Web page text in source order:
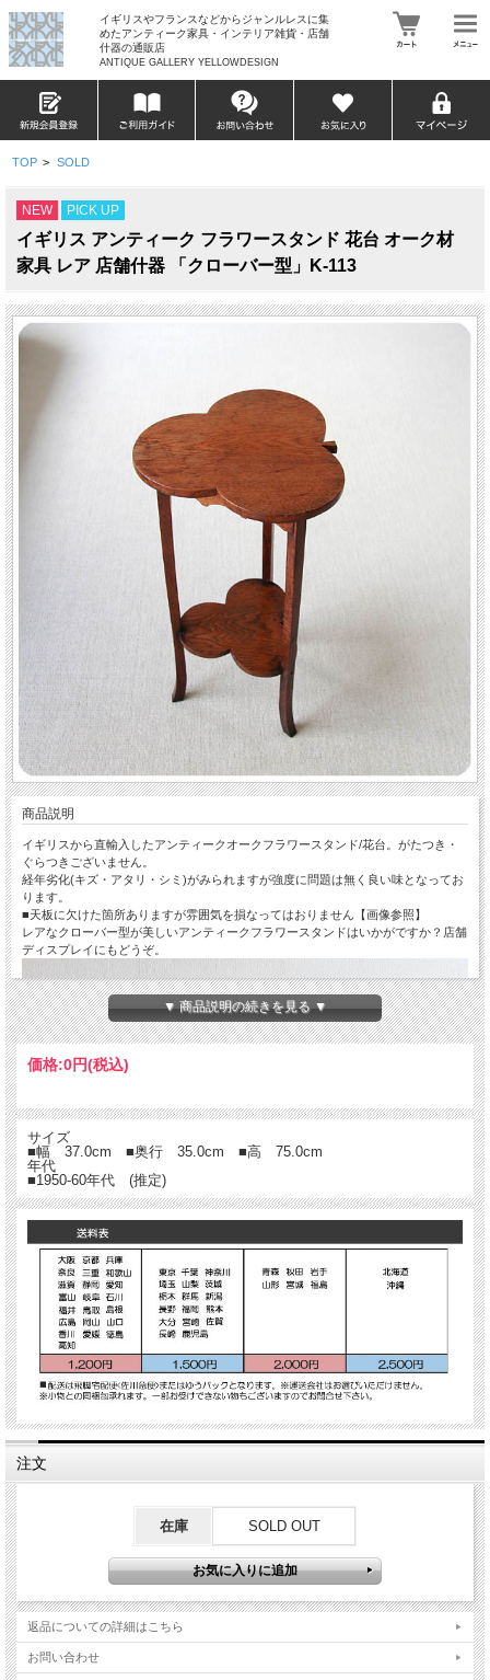
イギリスやフランスなどからジャンルレスに集
めたアンティーク家具・インテリア雑貨・店舗
什器の通販店
ANTIQUE GALLERY YELLOWDESIGN
TOP > SOLD
NEW PICK UP
イギリス アンティーク フラワースタンド 花台 オーク材
家具 レア 店舗什器 「クローバー型」K-113
商品説明
イギリスから直輸入したアンティークオークフラワースタンド/花台。がたつき・
ぐらつきございません。
経年劣化(キズ・アタリ・シミ)がみられますが強度に問題は無く良い味となってお
ります。
■天板に欠けた箇所ありますが雰囲気を損なってはおりません【画像参照】
レアなクローバー型が美しいアンティークフラワースタンドはいかがですか？店舗
ディスプレイにもどうぞ。
▼ 商品説明の続きを見る ▼
価格:0円(税込)
サイズ
■幅 37.0cm ■奥行 35.0cm ■高 75.0cm
年代
■1950-60年代 (推定)
注文
在庫 SOLD OUT
返品についての詳細はこちら
お問い合わせ